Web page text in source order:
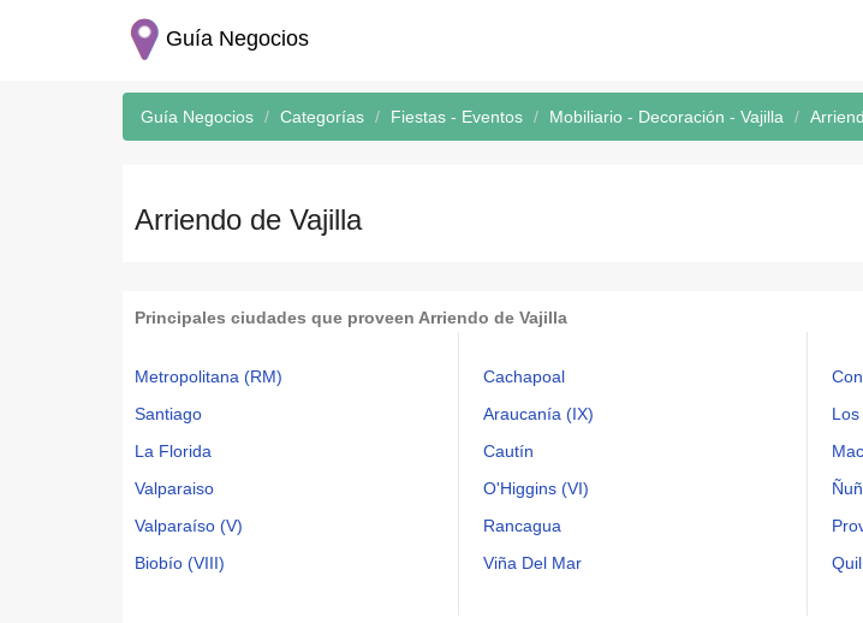
Guía Negocios
Guía Negocios Categorías Fiestas - Eventos Mobiliario - Decoración - Vajilla
Arriendo de Vajilla
Principales ciudades que proveen Arriendo de Vajilla
Metropolitana (RM)
Santiago
La Florida
Valparaiso
Valparaíso (V)
Biobío (VIII)
Cachapoal
Araucanía (IX)
Cautín
O'Higgins (VI)
Rancagua
Viña Del Mar